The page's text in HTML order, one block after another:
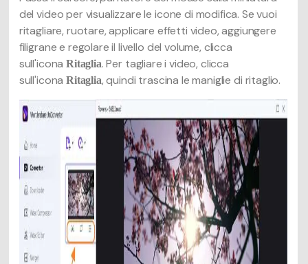
del video per visualizzare le icone di modifica. Se vuoi
ritagliare, ruotare, applicare effetti video, aggiungere
filigrane e regolare il livello del volume, clicca
sull'icona Ritaglia. Per tagliare i video, clicca
sull'icona Ritaglia, quindi trascina le maniglie di ritaglio.